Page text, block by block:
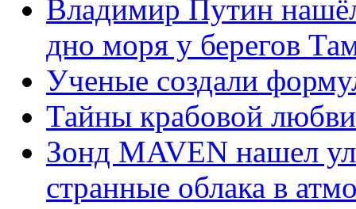
Владимир Путин
дно моря у берегов
Ученые создали
Тайны крабовой любви
Зонд MAVEN нашел
странные облака в